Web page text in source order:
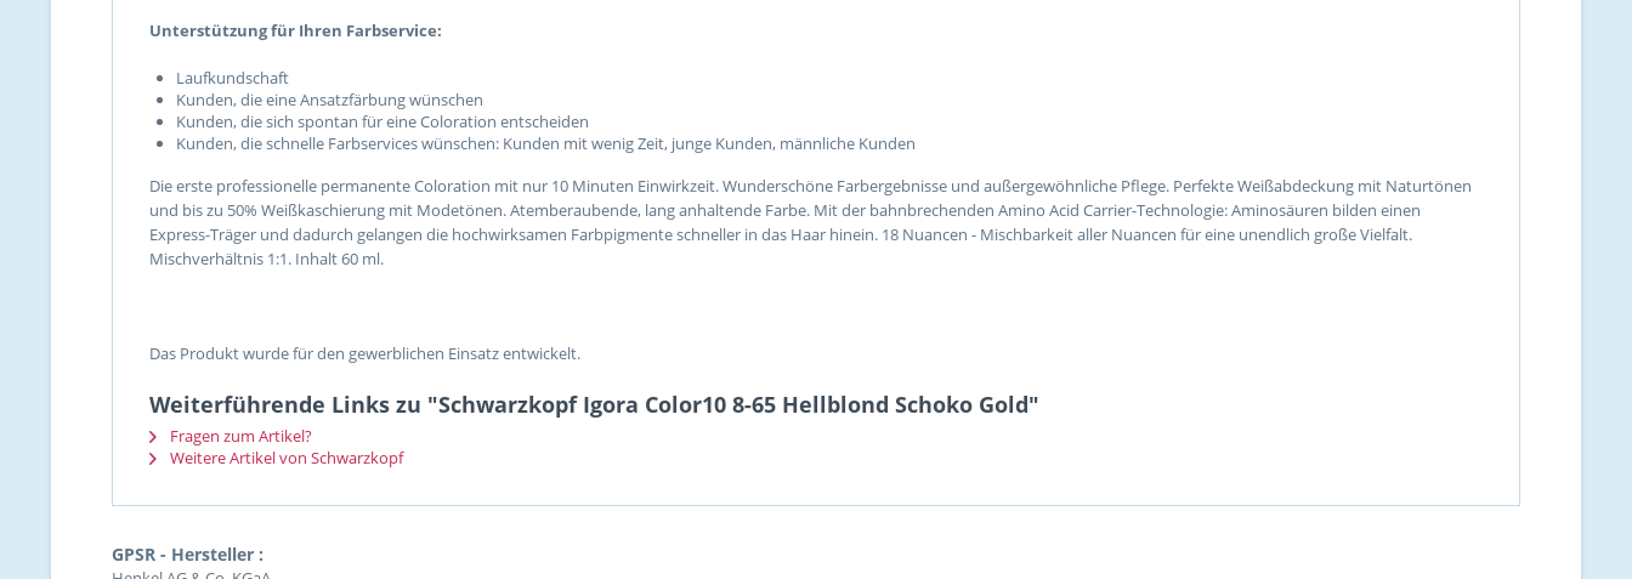
Unterstützung für Ihren Farbservice:
Laufkundschaft
Kunden, die eine Ansatzfärbung wünschen
Kunden, die sich spontan für eine Coloration entscheiden
Kunden, die schnelle Farbservices wünschen: Kunden mit wenig Zeit, junge Kunden, männliche Kunden
Die erste professionelle permanente Coloration mit nur 10 Minuten Einwirkzeit. Wunderschöne Farbergebnisse und außergewöhnliche Pflege. Perfekte Weißabdeckung mit Naturtönen
und bis zu 50% Weißkaschierung mit Modetönen. Atemberaubende, lang anhaltende Farbe. Mit der bahnbrechenden Amino Acid Carrier-Technologie: Aminosäuren bilden einen
Express-Träger und dadurch gelangen die hochwirksamen Farbpigmente schneller in das Haar hinein. 18 Nuancen - Mischbarkeit aller Nuancen für eine unendlich große Vielfalt.
Mischverhältnis 1:1. Inhalt 60 ml.
Das Produkt wurde für den gewerblichen Einsatz entwickelt.
Weiterführende Links zu "Schwarzkopf Igora Color10 8-65 Hellblond Schoko Gold"
Fragen zum Artikel?
Weitere Artikel von Schwarzkopf
GPSR - Hersteller :